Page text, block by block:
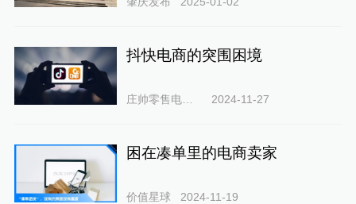
抖快电商的突围困境
庄帅零售电商频道 2024-11-27
困在凑单里的电商卖家
价值星球 2024-11-19